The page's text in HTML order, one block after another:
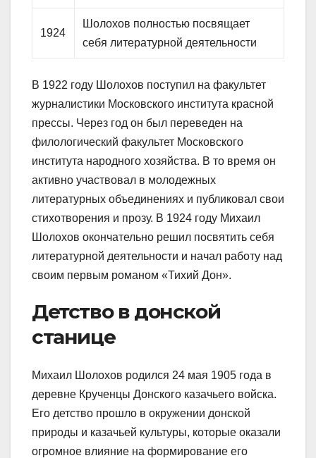
1924
Шолохов полностью посвящает
себя литературной деятельности
В 1922 году Шолохов поступил на факультет
журналистики Московского института красной
прессы. Через год он был переведен на
филологический факультет Московского
института народного хозяйства. В то время он
активно участвовал в молодежных
литературных объединениях и публиковал свои
стихотворения и прозу. В 1924 году Михаил
Шолохов окончательно решил посвятить себя
литературной деятельности и начал работу над
своим первым романом «Тихий Дон».
Детство в донской
станице
Михаил Шолохов родился 24 мая 1905 года в
деревне Крученцы Донского казачьего войска.
Его детство прошло в окружении донской
природы и казачьей культуры, которые оказали
огромное влияние на формирование его